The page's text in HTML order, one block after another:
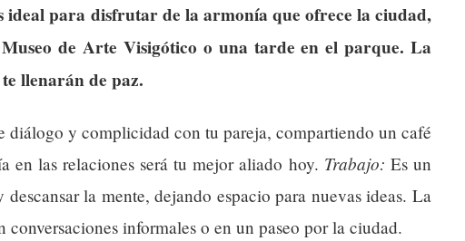
ideal para disfrutar de la armonía que ofrece la ciudad,
de Arte Visigótico o una tarde en el parque. La
llenarán de paz.
diálogo y complicidad con tu pareja, compartiendo un café
en las relaciones será tu mejor aliado hoy. Trabajo: Es un
la mente, dejando espacio para nuevas ideas. La
informales o en un paseo por la ciudad.